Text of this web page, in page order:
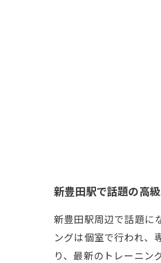
新豊田駅で話題の高
新豊田駅周辺で話題に
ングは個室で行われ、
り、最新のトレーニン